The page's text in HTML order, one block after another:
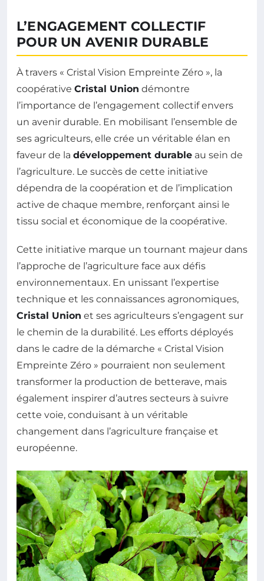
L’ENGAGEMENT COLLECTIF
POUR UN AVENIR DURABLE
À travers « Cristal Vision Empreinte Zéro », la
coopérative Cristal Union démontre
l’importance de l’engagement collectif envers
un avenir durable. En mobilisant l’ensemble de
ses agriculteurs, elle crée un véritable élan en
faveur de la développement durable au sein de
l’agriculture. Le succès de cette initiative
dépendra de la coopération et de l’implication
active de chaque membre, renforçant ainsi le
tissu social et économique de la coopérative.
Cette initiative marque un tournant majeur dans
l’approche de l’agriculture face aux défis
environnementaux. En unissant l’expertise
technique et les connaissances agronomiques,
Cristal Union et ses agriculteurs s’engagent sur
le chemin de la durabilité. Les efforts déployés
dans le cadre de la démarche « Cristal Vision
Empreinte Zéro » pourraient non seulement
transformer la production de betterave, mais
également inspirer d’autres secteurs à suivre
cette voie, conduisant à un véritable
changement dans l’agriculture française et
européenne.